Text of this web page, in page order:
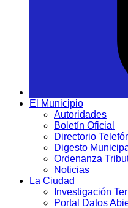
El Municipio
Autoridades
Boletín Oficial
Directorio
Digesto
Ordenanza
Noticias
La Ciudad
Investigación
Portal Datos